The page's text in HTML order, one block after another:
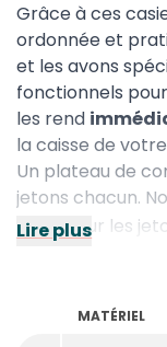
Grâce à ces
ordonnée et
et les avons
fonctionnels
les rend
la caisse de
Un plateau de
jetons chacun.
Gris: pour les
Lire plus
MATÉRIEL